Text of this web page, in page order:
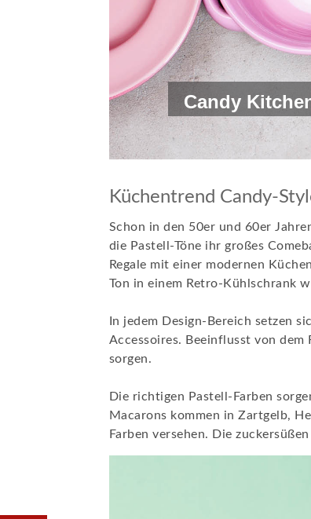
Candy
Küchentrend Candy-
Schon in den 50er und 60er
die Pastell-Töne ihr großes
Regale mit einer modernen
Ton in einem Retro-Kühlschrank
In jedem Design-Bereich setzen
Accessoires. Beeinflusst von
sorgen.
Die richtigen Pastell-Farben
Macarons kommen in Zartgelb,
Farben versehen. Die